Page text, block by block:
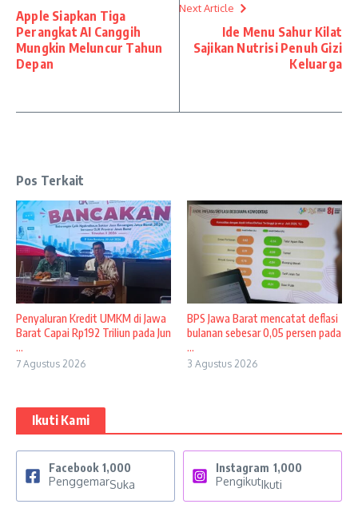
Apple Siapkan Tiga
Perangkat AI Canggih
Mungkin Meluncur Tahun
Depan
Next Article
Ide Menu Sahur Kilat
Sajikan Nutrisi Penuh Gizi
Keluarga
Pos Terkait
Penyaluran Kredit UMKM di Jawa
Barat Capai Rp192 Triliun pada Jun
...
7 Agustus 2026
BPS Jawa Barat mencatat deflasi
bulanan sebesar 0,05 persen pada
...
3 Agustus 2026
Ikuti Kami
Facebook 1,000
PenggemarSuka
Instagram 1,000
PengikutIkuti